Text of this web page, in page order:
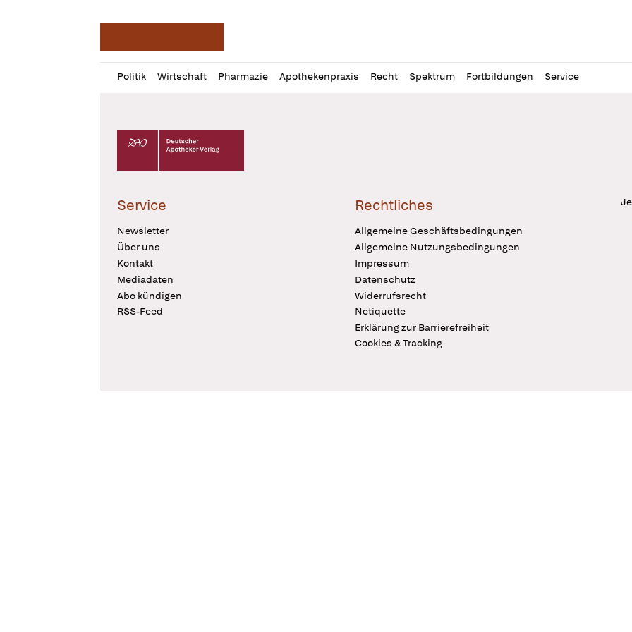
Politik Wirtschaft Pharmazie Apothekenpraxis Recht Spektrum Fortbildungen Service
Profil
öffnen
Daz
Pur
Deutscher Apotheker Verlag Logo
Service
Newsletter
Über uns
Kontakt
Mediadaten
Abo kündigen
RSS-Feed
Rechtliches
Allgemeine Geschäftsbedingungen
Allgemeine Nutzungsbedingungen
Impressum
Datenschutz
Widerrufsrecht
Netiquette
Erklärung zur Barrierefreiheit
Cookies & Tracking